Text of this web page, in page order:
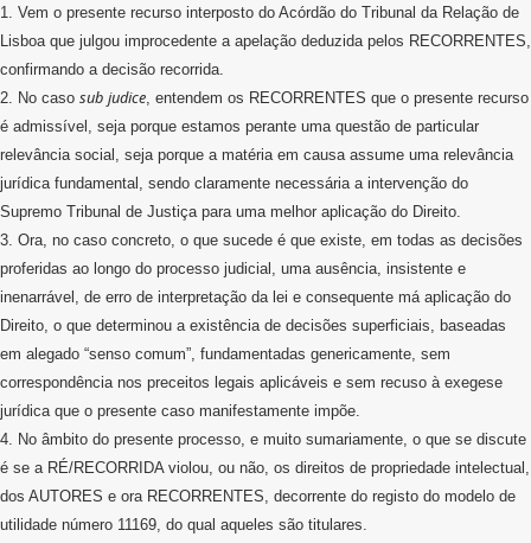
1. Vem o presente recurso interposto do Acórdão do Tribunal da Relação de
Lisboa que julgou improcedente a apelação deduzida pelos RECORRENTES,
confirmando a decisão recorrida.
2. No caso sub judice, entendem os RECORRENTES que o presente recurso
é admissível, seja porque estamos perante uma questão de particular
relevância social, seja porque a matéria em causa assume uma relevância
jurídica fundamental, sendo claramente necessária a intervenção do
Supremo Tribunal de Justiça para uma melhor aplicação do Direito.
3. Ora, no caso concreto, o que sucede é que existe, em todas as decisões
proferidas ao longo do processo judicial, uma ausência, insistente e
inenarrável, de erro de interpretação da lei e consequente má aplicação do
Direito, o que determinou a existência de decisões superficiais, baseadas
em alegado “senso comum”, fundamentadas genericamente, sem
correspondência nos preceitos legais aplicáveis e sem recuso à exegese
jurídica que o presente caso manifestamente impõe.
4. No âmbito do presente processo, e muito sumariamente, o que se discute
é se a RÉ/RECORRIDA violou, ou não, os direitos de propriedade intelectual,
dos AUTORES e ora RECORRENTES, decorrente do registo do modelo de
utilidade número 11169, do qual aqueles são titulares.